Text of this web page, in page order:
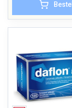
Bestel